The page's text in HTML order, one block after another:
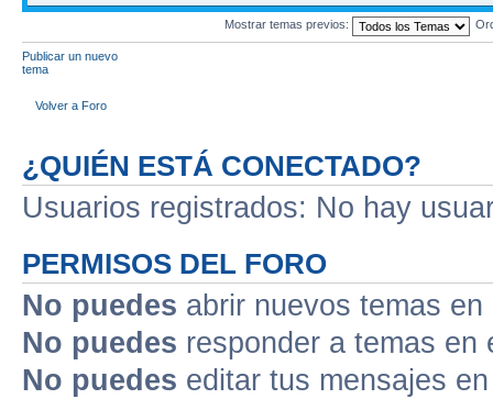
Mostrar temas previos:
Publicar un nuevo
tema
Volver a Foro
¿QUIÉN ESTÁ CONECTADO?
Usuarios registrados: No hay
PERMISOS DEL FORO
No puedes abrir nuevos temas
No puedes responder a temas en
No puedes editar tus mensajes